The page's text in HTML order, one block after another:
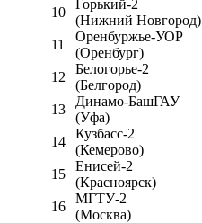
10
Горький-2
(Нижний Новгород)
11
Оренбуржье-УОР
(Оренбург)
12
Белогорье-2
(Белгород)
13
Динамо-БашГАУ
(Уфа)
14
Кузбасс-2
(Кемерово)
15
Енисей-2
(Красноярск)
16
МГТУ-2
(Москва)